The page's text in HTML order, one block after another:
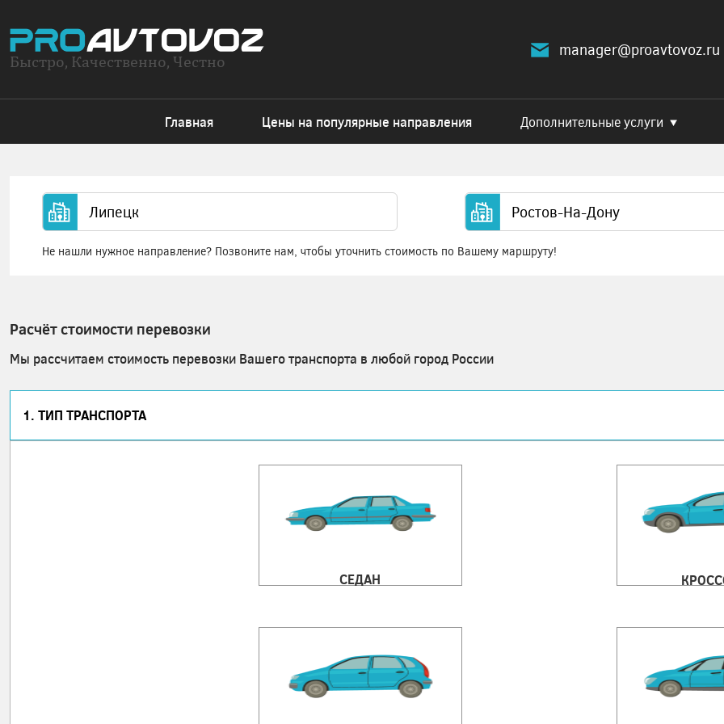
Быстро, Качественно, Честно
manager@proavtovoz.ru
Главная Цены на популярные направления Дополнительные услуги
Не нашли нужное направление? Позвоните нам, чтобы уточнить стоимость по Вашему маршруту!
Расчёт стоимости перевозки
Мы рассчитаем стоимость перевозки Вашего транспорта в любой город России
1. ТИП ТРАНСПОРТА
СЕДАН